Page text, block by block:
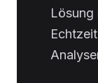
Lösung